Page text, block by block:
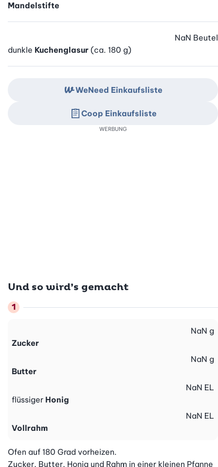
Mandelstifte
dunkle Kuchenglasur (ca. 180 g)
NaN Beutel
Und so wird’s gemacht
Zucker
NaN g
Butter
NaN g
flüssiger Honig
NaN EL
Vollrahm
NaN EL
Ofen auf 180 Grad vorheizen.
Zucker, Butter, Honig und Rahm in einer kleinen Pfanne
WeNeed Einkaufsliste
Coop Einkaufsliste
WERBUNG